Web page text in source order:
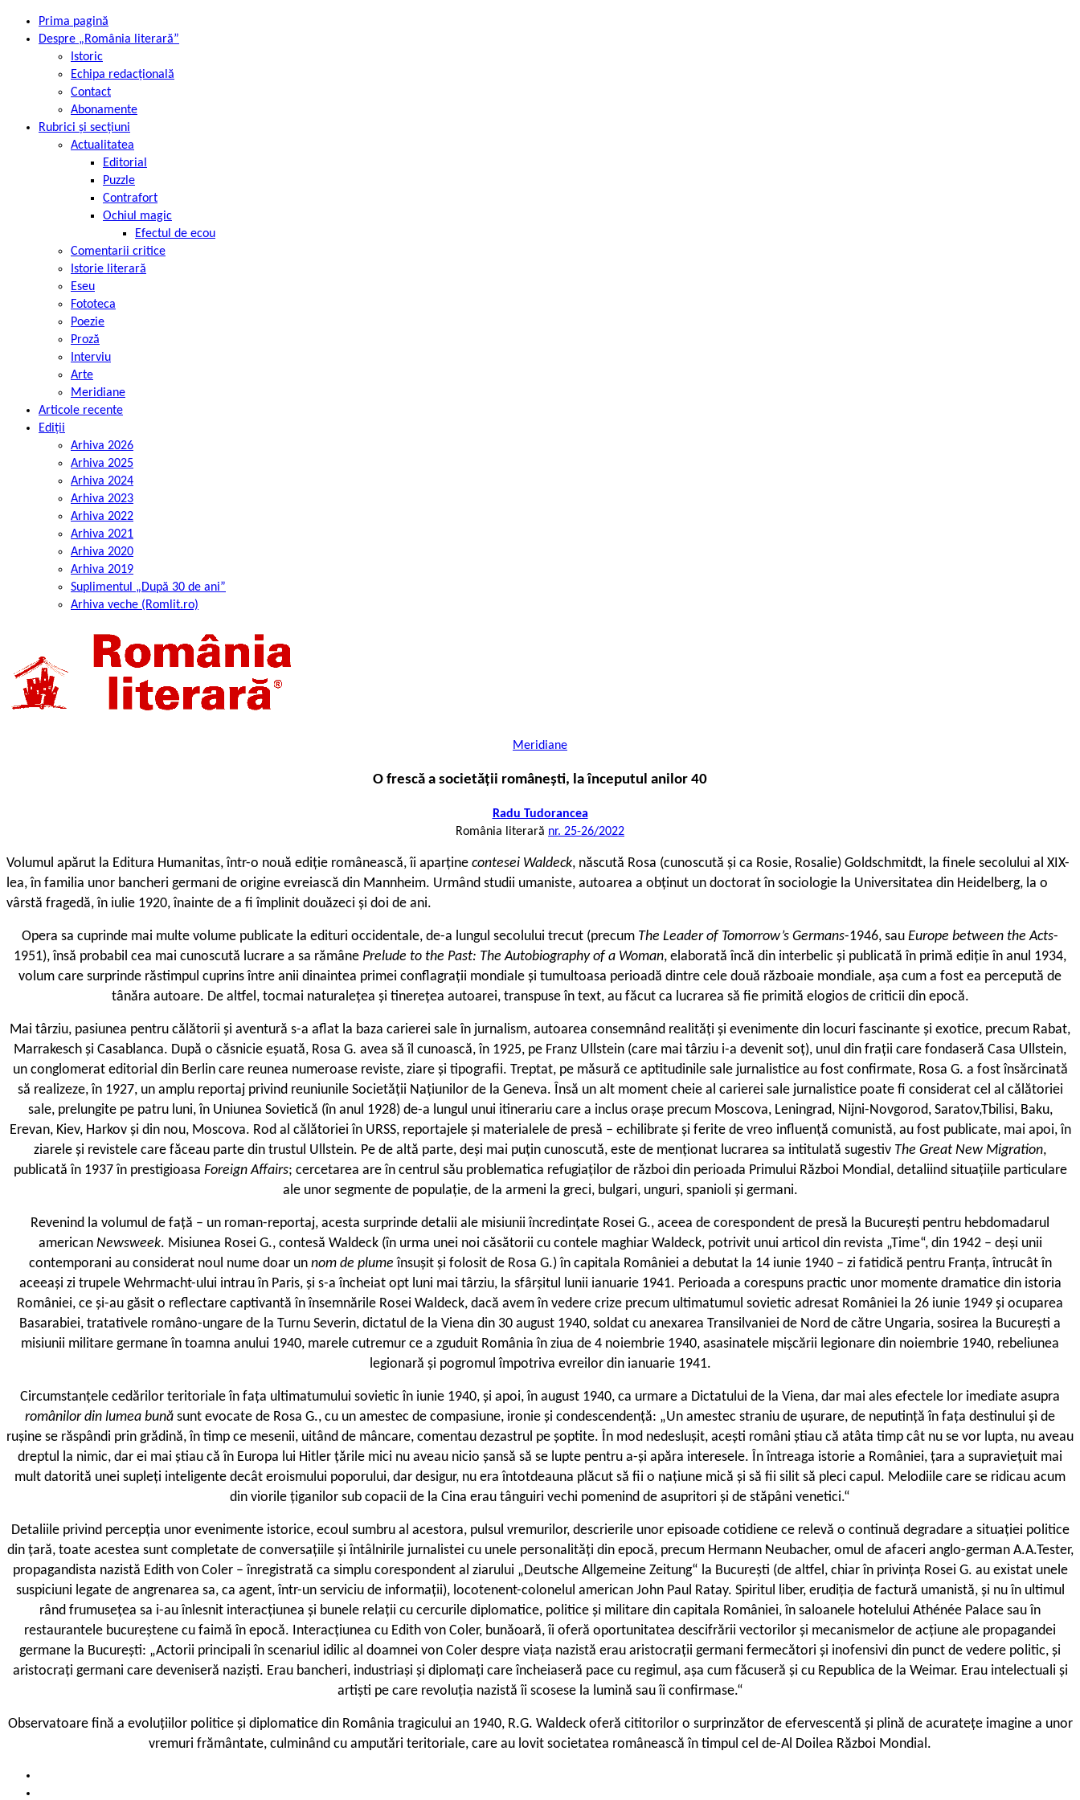
Prima pagină
Despre „România literară”
Istoric
Echipa redacțională
Contact
Abonamente
Rubrici și secțiuni
Actualitatea
Editorial
Puzzle
Contrafort
Ochiul magic
Efectul de ecou
Comentarii critice
Istorie literară
Eseu
Fototeca
Poezie
Proză
Interviu
Arte
Meridiane
Articole recente
Ediții
Arhiva 2026
Arhiva 2025
Arhiva 2024
Arhiva 2023
Arhiva 2022
Arhiva 2021
Arhiva 2020
Arhiva 2019
Suplimentul „După 30 de ani”
Arhiva veche (Romlit.ro)
Meridiane
O frescă a societății românești, la începutul anilor 40
Radu Tudorancea
România literară nr. 25-26/2022
Volumul apărut la Editura Humanitas, într-o nouă ediție românească, îi aparține contesei Waldeck, născută Rosa (cunoscută și ca Rosie, Rosalie) Goldschmitdt, la finele secolului al XIX-
lea, în familia unor bancheri germani de origine evreiască din Mannheim. Urmând studii umaniste, autoarea a obținut un doctorat în sociologie la Universitatea din Heidelberg, la o
vârstă fragedă, în iulie 1920, înainte de a fi împlinit douăzeci și doi de ani.
Opera sa cuprinde mai multe volume publicate la edituri occidentale, de-a lungul secolului trecut (precum The Leader of Tomorrow’s Germans-1946, sau Europe between the Acts-
1951), însă probabil cea mai cunoscută lucrare a sa rămâne Prelude to the Past: The Autobiography of a Woman, elaborată încă din interbelic și publicată în primă ediție în anul 1934,
volum care surprinde răstimpul cuprins între anii dinaintea primei conflagrații mondiale și tumultoasa perioadă dintre cele două războaie mondiale, așa cum a fost ea percepută de
tânăra autoare. De altfel, tocmai naturalețea și tinerețea autoarei, transpuse în text, au făcut ca lucrarea să fie primită elogios de criticii din epocă.
Mai târziu, pasiunea pentru călătorii și aventură s-a aflat la baza carierei sale în jurnalism, autoarea consemnând realități și evenimente din locuri fascinante și exotice, precum Rabat,
Marrakesch și Casablanca. După o căsnicie eșuată, Rosa G. avea să îl cunoască, în 1925, pe Franz Ullstein (care mai târziu i-a devenit soț), unul din frații care fondaseră Casa Ullstein,
un conglomerat editorial din Berlin care reunea numeroase reviste, ziare și tipografii. Treptat, pe măsură ce aptitudinile sale jurnalistice au fost confirmate, Rosa G. a fost însărcinată
să realizeze, în 1927, un amplu reportaj privind reuniunile Societății Națiunilor de la Geneva. Însă un alt moment cheie al carierei sale jurnalistice poate fi considerat cel al călătoriei
sale, prelungite pe patru luni, în Uniunea Sovietică (în anul 1928) de-a lungul unui itinerariu care a inclus orașe precum Moscova, Leningrad, Nijni-Novgorod, Saratov,Tbilisi, Baku,
Erevan, Kiev, Harkov și din nou, Moscova. Rod al călătoriei în URSS, reportajele și materialele de presă – echilibrate și ferite de vreo influență comunistă, au fost publicate, mai apoi, în
ziarele și revistele care făceau parte din trustul Ullstein. Pe de altă parte, deși mai puțin cunoscută, este de menționat lucrarea sa intitulată sugestiv The Great New Migration,
publicată în 1937 în prestigioasa Foreign Affairs; cercetarea are în centrul său problematica refugiaților de război din perioada Primului Război Mondial, detaliind situațiile particulare
ale unor segmente de populație, de la armeni la greci, bulgari, unguri, spanioli și germani.
Revenind la volumul de față – un roman-reportaj, acesta surprinde detalii ale misiunii încredințate Rosei G., aceea de corespondent de presă la București pentru hebdomadarul
american Newsweek. Misiunea Rosei G., contesă Waldeck (în urma unei noi căsătorii cu contele maghiar Waldeck, potrivit unui articol din revista „Time“, din 1942 – deși unii
contemporani au considerat noul nume doar un nom de plumeînsușit și folosit de Rosa G.) în capitala României a debutat la 14 iunie 1940 – zi fatidică pentru Franța, întrucât în
aceeași zi trupele Wehrmacht-ului intrau în Paris, și s-a încheiat opt luni mai târziu, la sfârșitul lunii ianuarie 1941. Perioada a corespuns practic unor momente dramatice din istoria
României, ce și-au găsit o reflectare captivantă în însemnările Rosei Waldeck, dacă avem în vedere crize precum ultimatumul sovietic adresat României la 26 iunie 1949 și ocuparea
Basarabiei, tratativele româno-ungare de la Turnu Severin, dictatul de la Viena din 30 august 1940, soldat cu anexarea Transilvaniei de Nord de către Ungaria, sosirea la București a
misiunii militare germane în toamna anului 1940, marele cutremur ce a zguduit România în ziua de 4 noiembrie 1940, asasinatele mișcării legionare din noiembrie 1940, rebeliunea
legionară și pogromul împotriva evreilor din ianuarie 1941.
Circumstanțele cedărilor teritoriale în fața ultimatumului sovietic în iunie 1940, și apoi, în august 1940, ca urmare a Dictatului de la Viena, dar mai ales efectele lor imediate asupra
românilor din lumea bună sunt evocate de Rosa G., cu un amestec de compasiune, ironie și condescendență: „Un amestec straniu de ușurare, de neputință în fața destinului și de
rușine se răspândi prin grădină, în timp ce mesenii, uitând de mâncare, comentau dezastrul pe șoptite. În mod nedeslușit, acești români știau că atâta timp cât nu se vor lupta, nu aveau
dreptul la nimic, dar ei mai știau că în Europa lui Hitler țările mici nu aveau nicio șansă să se lupte pentru a-și apăra interesele. În întreaga istorie a României, țara a supraviețuit mai
mult datorită unei supleți inteligente decât eroismului poporului, dar desigur, nu era întotdeauna plăcut să fii o națiune mică și să fii silit să pleci capul. Melodiile care se ridicau acum
din viorile țiganilor sub copacii de la Cina erau tânguiri vechi pomenind de asupritori și de stăpâni venetici.“
Detaliile privind percepția unor evenimente istorice, ecoul sumbru al acestora, pulsul vremurilor, descrierile unor episoade cotidiene ce relevă o continuă degradare a situației politice
din țară, toate acestea sunt completate de conversațiile și întâlnirile jurnalistei cu unele personalități din epocă, precum Hermann Neubacher, omul de afaceri anglo-german A.A.Tester,
propagandista nazistă Edith von Coler – înregistrată ca simplu corespondent al ziarului „Deutsche Allgemeine Zeitung“ la București (de altfel, chiar în privința Rosei G. au existat unele
suspiciuni legate de angrenarea sa, ca agent, într-un serviciu de informații), locotenent-colonelul american John Paul Ratay. Spiritul liber, erudiția de factură umanistă, și nu în ultimul
rând frumusețea sa i-au înlesnit interacțiunea și bunele relații cu cercurile diplomatice, politice și militare din capitala României, în saloanele hotelului Athénée Palace sau în
restaurantele bucureștene cu faimă în epocă. Interacțiunea cu Edith von Coler, bunăoară, îi oferă oportunitatea descifrării vectorilor și mecanismelor de acțiune ale propagandei
germane la București: „Actorii principali în scenariul idilic al doamnei von Coler despre viața nazistă erau aristocrații germani fermecători și inofensivi din punct de vedere politic, și
aristocrați germani care deveniseră naziști. Erau bancheri, industriași și diplomați care încheiaseră pace cu regimul, așa cum făcuseră și cu Republica de la Weimar. Erau intelectuali și
artiști pe care revoluția nazistă îi scosese la lumină sau îi confirmase.“
Observatoare fină a evoluțiilor politice și diplomatice din România tragicului an 1940, R.G. Waldeck oferă cititorilor o surprinzător de efervescentă și plină de acuratețe imagine a unor
vremuri frământate, culminând cu amputări teritoriale, care au lovit societatea românească în timpul cel de-Al Doilea Război Mondial.